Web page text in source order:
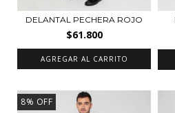
DELANTAL PECHERA ROJO
$61.800
AGREGAR AL CARRITO
8% OFF